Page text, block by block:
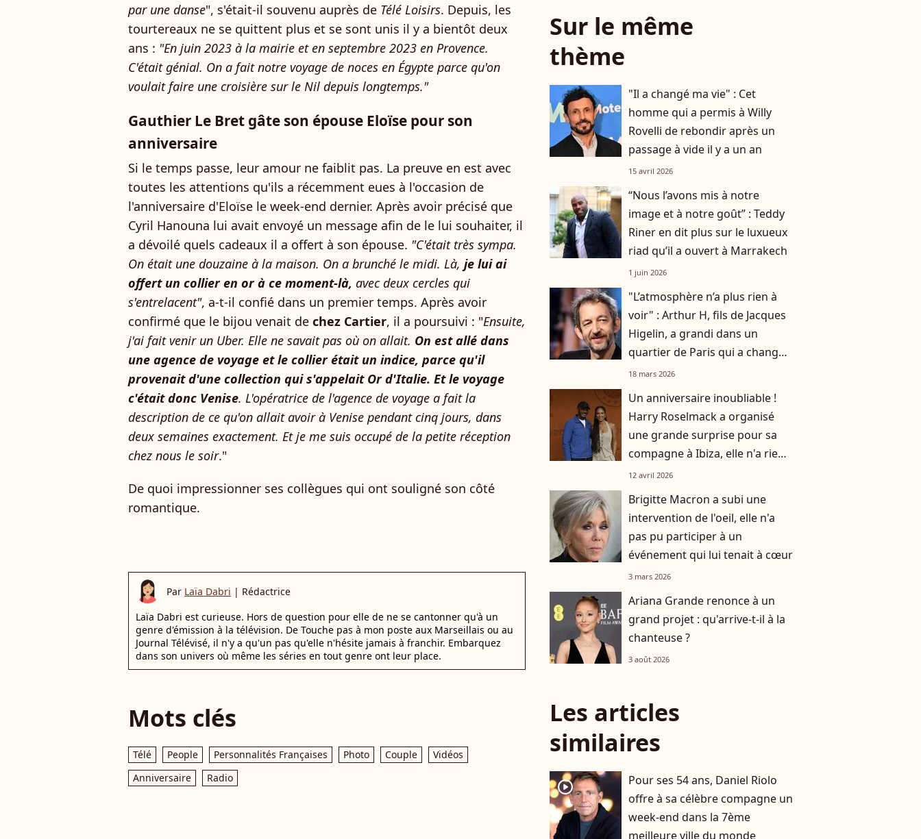
par une danse", s'était-il souvenu auprès de Télé Loisirs. Depuis, les
tourtereaux ne se quittent plus et se sont unis il y a bientôt deux
ans : "En juin 2023 à la mairie et en septembre 2023 en Provence.
C'était génial. On a fait notre voyage de noces en Égypte parce qu'on
voulait faire une croisière sur le Nil depuis longtemps."
Gauthier Le Bret gâte son épouse Eloïse pour son
anniversaire
Si le temps passe, leur amour ne faiblit pas. La preuve en est avec
toutes les attentions qu'ils a récemment eues à l'occasion de
l'anniversaire d'Eloïse le week-end dernier. Après avoir précisé que
Cyril Hanouna lui avait envoyé un message afin de le lui souhaiter, il
a dévoilé quels cadeaux il a offert à son épouse. "C'était très sympa.
On était une douzaine à la maison. On a brunché le midi. Là, je lui ai
offert un collier en or à ce moment-là, avec deux cercles qui
s'entrelacent", a-t-il confié dans un premier temps. Après avoir
confirmé que le bijou venait de chez Cartier, il a poursuivi : "Ensuite,
j'ai fait venir un Uber. Elle ne savait pas où on allait. On est allé dans
une agence de voyage et le collier était un indice, parce qu'il
provenait d'une collection qui s'appelait Or d'Italie. Et le voyage
c'était donc Venise. L'opératrice de l'agence de voyage a fait la
description de ce qu'on allait avoir à Venise pendant cinq jours, dans
deux semaines exactement. Et je me suis occupé de la petite réception
chez nous le soir."
De quoi impressionner ses collègues qui ont souligné son côté
romantique.
Par Laïa Dabri | Rédactrice
Laïa Dabri est curieuse. Hors de question pour elle de ne se cantonner qu'à un
genre d'émission à la télévision. De Touche pas à mon poste aux Marseillais ou au
Journal Télévisé, il n'y a qu'un pas qu'elle n'hésite jamais à franchir. Embarquez
dans son univers où même les séries en tout genre ont leur place.
Mots clés
Télé People Personnalités Françaises Photo Couple
Vidéos
Anniversaire
Radio
Sur le même
thème
"Il a changé ma vie" : Cet
homme qui a permis à Willy
Rovelli de rebondir après un
passage à vide il y a un an
15 avril 2026
“Nous l’avons mis à notre
image et à notre goût” : Teddy
Riner en dit plus sur le luxueux
riad qu’il a ouvert à Marrakech
1 juin 2026
"L’atmosphère n’a plus rien à
voir" : Arthur H, fils de Jacques
Higelin, a grandi dans un
quartier de Paris qui a changé
du tout au tout
18 mars 2026
Un anniversaire inoubliable !
Harry Roselmack a organisé
une grande surprise pour sa
compagne à Ibiza, elle n'a rien
vu venir
12 avril 2026
Brigitte Macron a subi une
intervention de l'oeil, elle n'a
pas pu participer à un
événement qui lui tenait à cœur
3 mars 2026
Ariana Grande renonce à un
grand projet : qu'arrive-t-il à la
chanteuse ?
3 août 2026
Les articles
similaires
player2
Pour ses 54 ans, Daniel Riolo
offre à sa célèbre compagne un
week-end dans la 7ème
meilleure ville du monde